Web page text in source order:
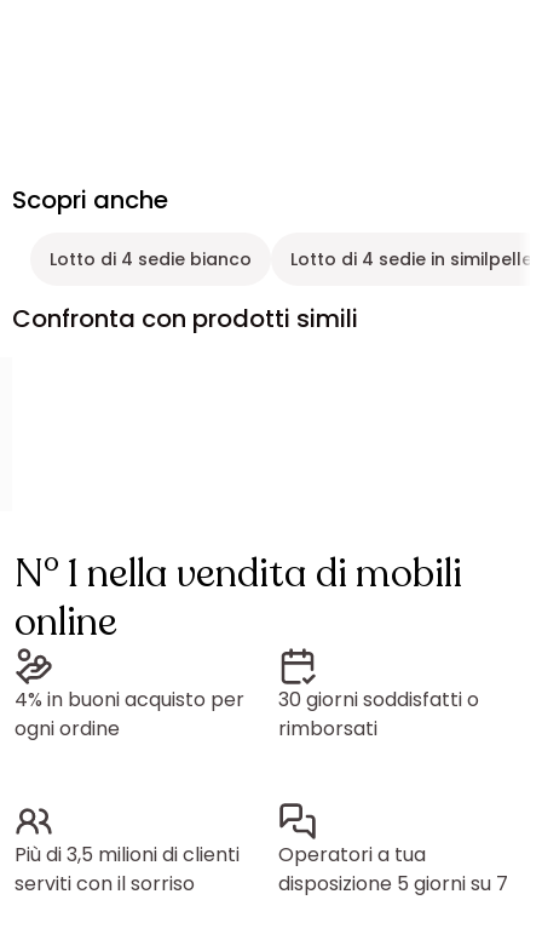
Scopri anche
Lotto di 4 sedie bianco Lotto di 4 sedie in similpelle
Confronta con prodotti simili
N° 1 nella vendita di mobili
online
4% in buoni acquisto per
ogni ordine
30 giorni soddisfatti o
rimborsati
Più di 3,5 milioni di clienti
serviti con il sorriso
Operatori a tua
disposizione 5 giorni su 7